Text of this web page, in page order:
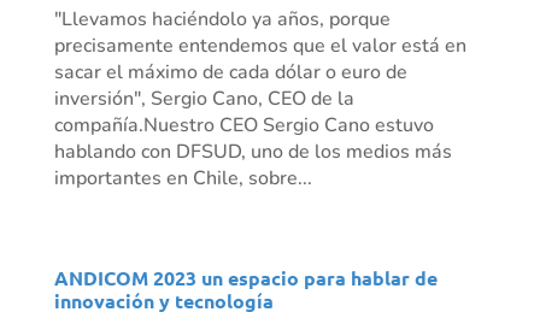
"Llevamos haciéndolo ya años, porque
precisamente entendemos que el valor está en
sacar el máximo de cada dólar o euro de
inversión", Sergio Cano, CEO de la
compañía.Nuestro CEO Sergio Cano estuvo
hablando con DFSUD, uno de los medios más
importantes en Chile, sobre...
ANDICOM 2023 un espacio para hablar de
innovación y tecnología